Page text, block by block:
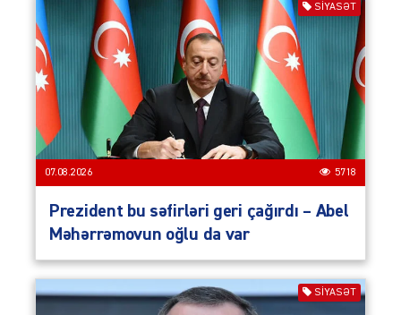
SIYASƏT
07.08.2026 5718
Prezident bu səfirləri geri çağırdı – Abel
Məhərrəmovun oğlu da var
SIYASƏT